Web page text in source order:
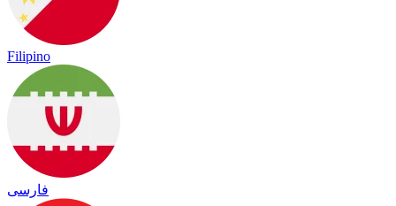
Filipino
فارسی